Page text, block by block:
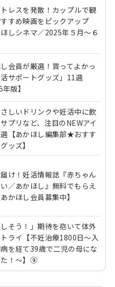
レスを発散！カップルで観
すめ映画をピックアップ
ほしシネマ／2025年５月～６
会員が厳選！買ってよかっ
サポートグッズ」11選
年版】
しいドリンクや妊活中に飲
プリなど、注目のNEWアイ
【あかほし編集部★おすす
ッズ】
け！妊活情報誌『赤ちゃん
／あかほし』無料でもらえ
かほし会員募集中】
しそう！」期待を抱いて体外
ライ【不妊治療1800日～入
を経て39歳で二児の母にな
た！～】⑨